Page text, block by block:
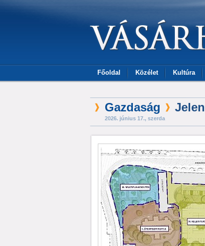
Főoldal Közélet Kultúra
Gazdaság
2026. június 17., szerda